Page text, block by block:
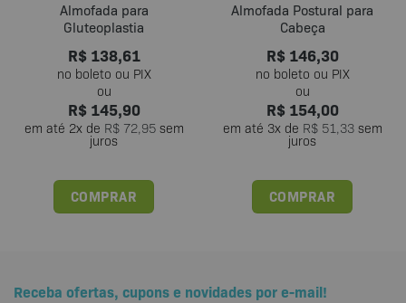
Almofada para
Gluteoplastia
R$138,61
R$145,90
em até 2x de R$72,95sem
juros
COMPRAR
Almofada Postural para
Cabeça
R$146,30
R$154,00
em até 3x de R$51,33sem
juros
COMPRAR
Receba ofertas, cupons e novidades por e-mail!